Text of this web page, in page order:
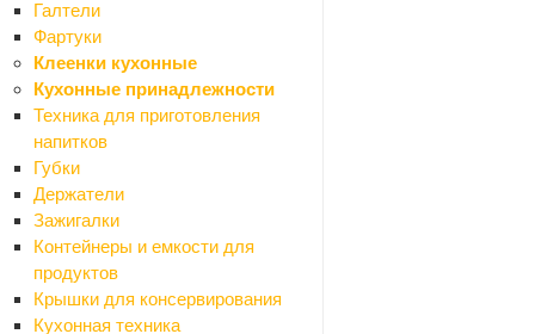
Галтели
Фартуки
Клеенки кухонные
Кухонные принадлежности
Техника для приготовления
напитков
Губки
Держатели
Зажигалки
Контейнеры и емкости для
продуктов
Крышки для консервирования
Кухонная техника
Силиконовые
Акриловые
Битумные
Виброакустические
Гибридные
Каучуковые
Полиуретановые
Санитарные
Силиконо-акриловые
Термостойкие
Декор
Назад